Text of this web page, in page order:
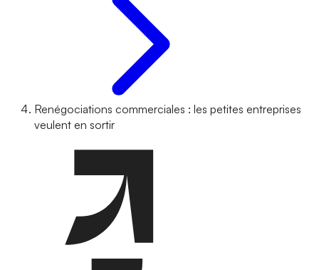
Renégociations commerciales : les petites entreprises
veulent en sortir